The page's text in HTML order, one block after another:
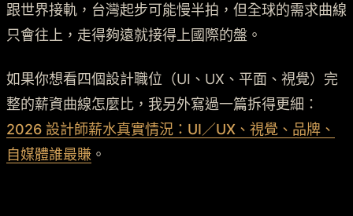
跟世界接軌，台灣起步可能慢半拍，但全球的需求曲線
只會往上，走得夠遠就接得上國際的盤。
如果你想看四個設計職位（UI、UX、平面、視覺）完
整的薪資曲線怎麼比，我另外寫過一篇拆得更細：
2026 設計師薪水真實情況：UI／UX、視覺、品牌、
自媒體誰最賺 。